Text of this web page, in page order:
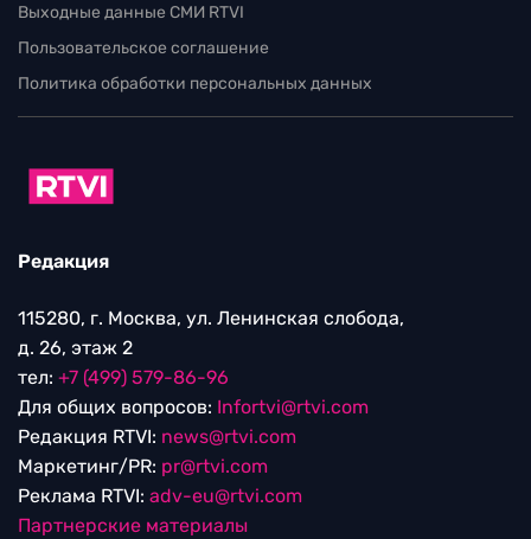
Выходные данные СМИ RTVI
Пользовательское соглашение
Политика обработки персональных данных
Редакция
115280, г. Москва, ул. Ленинская слобода,
д. 26, этаж 2
тел: +7 (499) 579-86-96
Для общих вопросов: Infortvi@rtvi.com
Редакция RTVI: news@rtvi.com
Маркетинг/PR: pr@rtvi.com
Реклама RTVI: adv-eu@rtvi.com
Партнерские материалы